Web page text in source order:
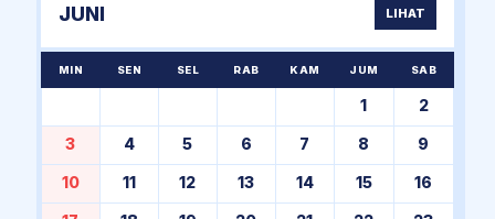
JUNI LIHAT
MIN SEN SEL RAB KAM JUM SAB
1 2
3 4 5 6 7 8 9
10 11 12 13 14 15 16